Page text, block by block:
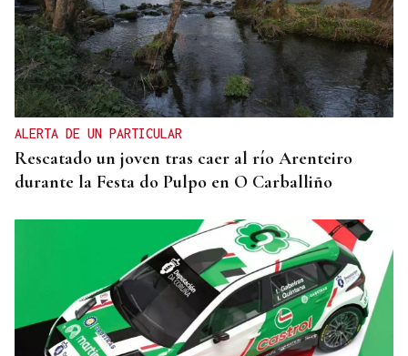
ALERTA DE UN PARTICULAR
Rescatado un joven tras caer al río Arenteiro
durante la Festa do Pulpo en O Carballiño